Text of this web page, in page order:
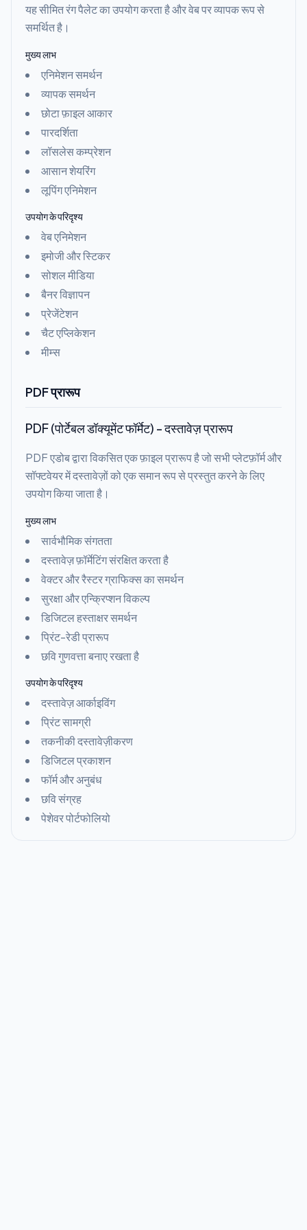
यह सीमित रंग पैलेट का उपयोग करता है और वेब पर व्यापक रूप से
समर्थित है।
मुख्य लाभ
एनिमेशन समर्थन
व्यापक समर्थन
छोटा फ़ाइल आकार
पारदर्शिता
लॉसलेस कम्प्रेशन
आसान शेयरिंग
लूपिंग एनिमेशन
उपयोग के परिदृश्य
वेब एनिमेशन
इमोजी और स्टिकर
सोशल मीडिया
बैनर विज्ञापन
प्रेजेंटेशन
चैट एप्लिकेशन
मीम्स
PDF प्रारूप
PDF (पोर्टेबल डॉक्यूमेंट फॉर्मेट) - दस्तावेज़ प्रारूप
PDF एडोब द्वारा विकसित एक फ़ाइल प्रारूप है जो सभी प्लेटफ़ॉर्म और
सॉफ्टवेयर में दस्तावेज़ों को एक समान रूप से प्रस्तुत करने के लिए
उपयोग किया जाता है।
मुख्य लाभ
सार्वभौमिक संगतता
दस्तावेज़ फ़ॉर्मेटिंग संरक्षित करता है
वेक्टर और रैस्टर ग्राफिक्स का समर्थन
सुरक्षा और एन्क्रिप्शन विकल्प
डिजिटल हस्ताक्षर समर्थन
प्रिंट-रेडी प्रारूप
छवि गुणवत्ता बनाए रखता है
उपयोग के परिदृश्य
दस्तावेज़ आर्काइविंग
प्रिंट सामग्री
तकनीकी दस्तावेज़ीकरण
डिजिटल प्रकाशन
फॉर्म और अनुबंध
छवि संग्रह
पेशेवर पोर्टफोलियो